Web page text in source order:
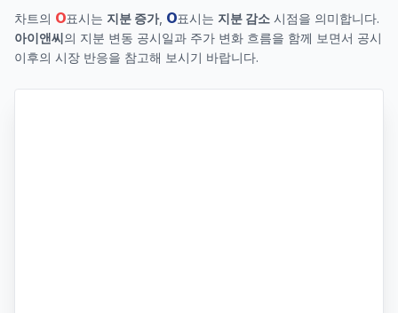
차트의 O표시는 지분 증가, O표시는 지분 감소 시점을 의미합니다.
아이앤씨의 지분 변동 공시일과 주가 변화 흐름을 함께 보면서 공시
이후의 시장 반응을 참고해 보시기 바랍니다.